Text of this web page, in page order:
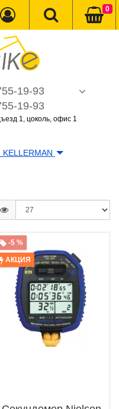
19-93
19-93
1, цоколь, офис 1
0
KELLERMAN
-5 %
АКЦИЯ